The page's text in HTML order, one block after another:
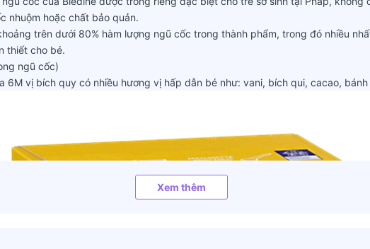
nhuộm hoặc chất bảo quản.
trên dưới 80% hàm lượng ngũ cốc trong thành phẩm, trong đó nhiều
thiết cho bé.
ngũ cốc)
6M vị bích quy có nhiều hương vị hấp dẫn bé như: vani, bích qui, cacao,
Xem thêm